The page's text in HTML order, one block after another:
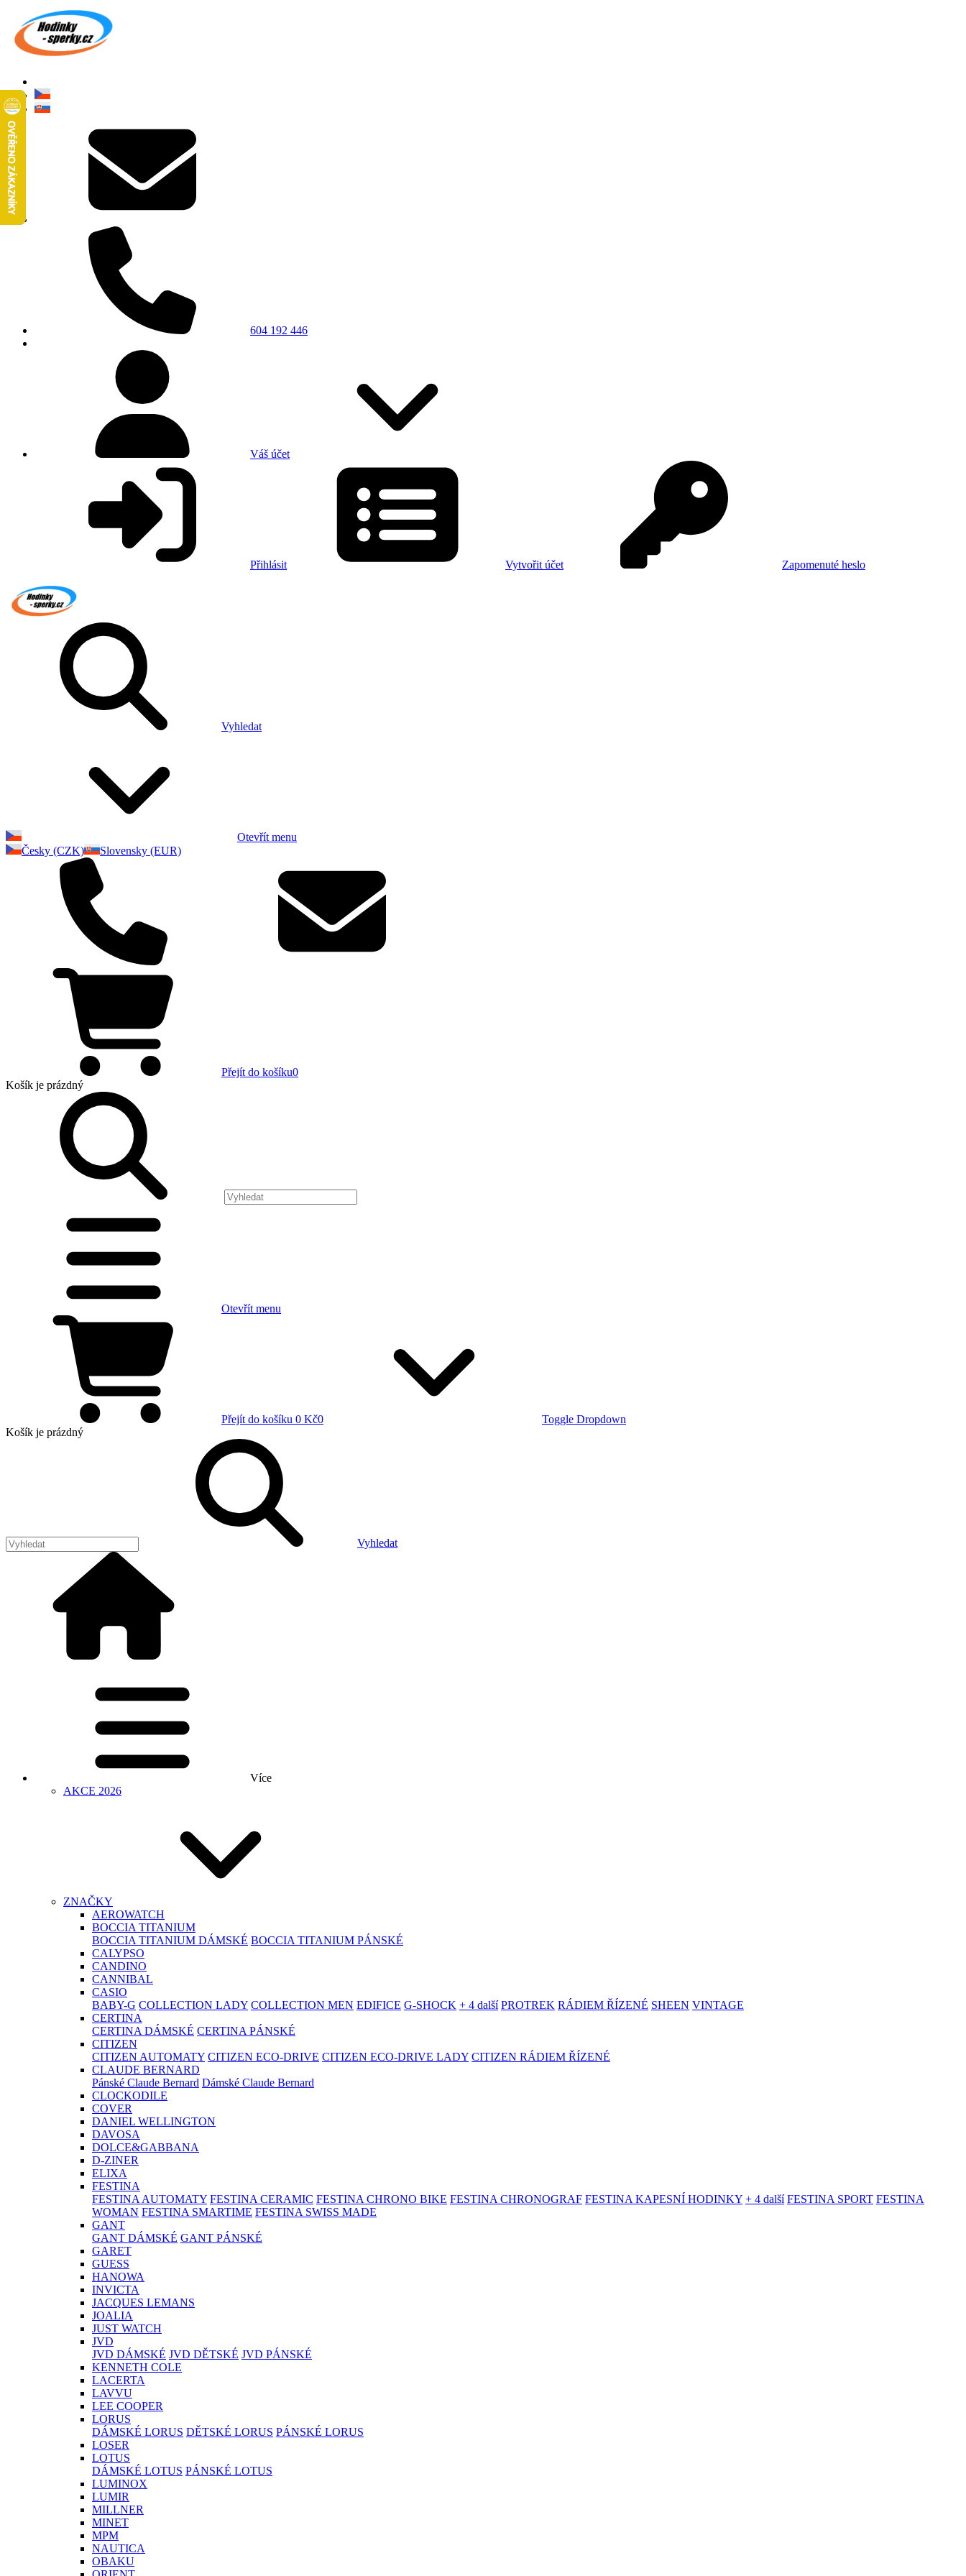
604 192 446
Váš účet
Přihlásit Vytvořit účet Zapomenuté heslo
Vyhledat
Otevřít menu
Česky (CZK)
Slovensky (EUR)
Přejít do košíku0
Košík je prázdný
Otevřít menu
Přejít do košíku 0 Kč0
Toggle Dropdown
Košík je prázdný
Vyhledat
Více
AKCE 2026
ZNAČKY
AEROWATCH
BOCCIA TITANIUM
BOCCIA TITANIUM DÁMSKÉ BOCCIA TITANIUM PÁNSKÉ
CALYPSO
CANDINO
CANNIBAL
CASIO
BABY-G COLLECTION LADY COLLECTION MEN EDIFICE G-SHOCK + 4 další PROTREK RÁDIEM ŘÍZENÉ SHEEN VINTAGE
CERTINA
CERTINA DÁMSKÉ CERTINA PÁNSKÉ
CITIZEN
CITIZEN AUTOMATY CITIZEN ECO-DRIVE CITIZEN ECO-DRIVE LADY CITIZEN RÁDIEM ŘÍZENÉ
CLAUDE BERNARD
Pánské Claude Bernard Dámské Claude Bernard
CLOCKODILE
COVER
DANIEL WELLINGTON
DAVOSA
DOLCE&GABBANA
D-ZINER
ELIXA
FESTINA
FESTINA AUTOMATY FESTINA CERAMIC FESTINA CHRONO BIKE FESTINA CHRONOGRAF FESTINA KAPESNÍ HODINKY + 4 další FESTINA SPORT FESTINA
WOMAN FESTINA SMARTIME FESTINA SWISS MADE
GANT
GANT DÁMSKÉ GANT PÁNSKÉ
GARET
GUESS
HANOWA
INVICTA
JACQUES LEMANS
JOALIA
JUST WATCH
JVD
JVD DÁMSKÉ JVD DĚTSKÉ JVD PÁNSKÉ
KENNETH COLE
LACERTA
LAVVU
LEE COOPER
LORUS
DÁMSKÉ LORUS DĚTSKÉ LORUS PÁNSKÉ LORUS
LOSER
LOTUS
DÁMSKÉ LOTUS PÁNSKÉ LOTUS
LUMINOX
LUMIR
MILLNER
MINET
MPM
NAUTICA
OBAKU